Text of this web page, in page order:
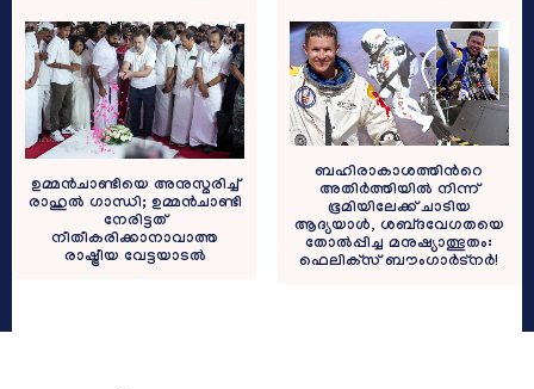
ഉമ്മൻചാണ്ടിയെ അനുസ്മരിച്ച്
രാഹുൽ ഗാന്ധി; ഉമ്മൻചാണ്ടി
നേരിട്ടത്
നീതീകരിക്കാനാവാത്ത
രാഷ്ട്രീയ വേട്ടയാടൽ
ബഹിരാകാശത്തിന്‍റെ
അതിര്‍ത്തിയില്‍ നിന്ന്
ഭൂമിയിലേക്ക് ചാടിയ
ആദ്യയാള്‍, ശബ്‌ദവേഗതയെ
തോൽപ്പിച്ച മനുഷ്യാത്ഭുതം:
ഫെലിക്‌സ് ബൗംഗാർട്‌നർ!